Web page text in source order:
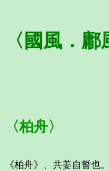
〈國風．鄘
〈柏舟〉
《柏舟》、共姜自誓也